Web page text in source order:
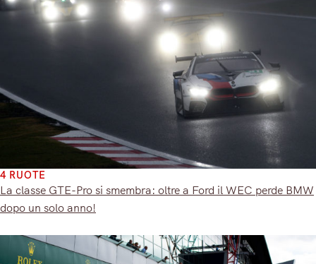
4 RUOTE
La classe GTE-Pro si smembra: oltre a Ford il WEC perde BMW
dopo un solo anno!